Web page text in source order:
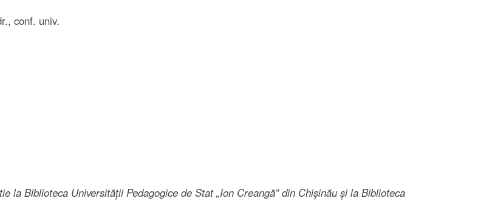
conf. univ.
la Biblioteca Universității Pedagogice de Stat „Ion Creangă” din Chișinău și la Biblioteca